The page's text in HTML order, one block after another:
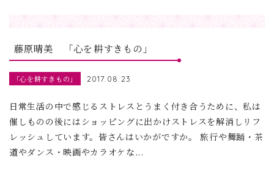
藤原晴美 「心を耕すきもの」
「心を耕すきもの」 2017.08.23
日常生活の中で感じるストレスとうまく付き合うために、私は
催しものの後にはショッピングに出かけストレスを解消しリフ
レッシュしています。皆さんはいかがですか。 旅行や舞踊・茶
道やダンス・映画やカラオケな...